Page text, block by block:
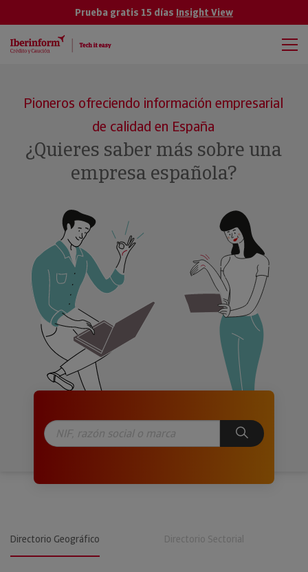
Prueba gratis 15 días Insight View
Pioneros ofreciendo información empresarial
de calidad en España
¿Quieres saber más sobre una
empresa española?
Directorio Geográfico Directorio Sectorial